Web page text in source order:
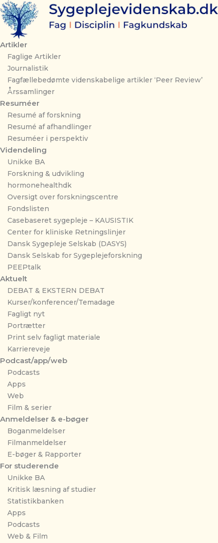
Gå
til
indholdet
Artikler
Faglige Artikler
Journalistik
Fagfællebedømte videnskabelige artikler ‘Peer Review’
Årssamlinger
Resuméer
Resumé af forskning
Resumé af afhandlinger
Resuméer i perspektiv
Videndeling
Unikke BA
Forskning & udvikling
hormonehealthdk
Oversigt over forskningscentre
Fondslisten
Casebaseret sygepleje – KAUSISTIK
Center for kliniske Retningslinjer
Dansk Sygepleje Selskab (DASYS)
Dansk Selskab for Sygeplejeforskning
PEEPtalk
Aktuelt
DEBAT & EKSTERN DEBAT
Kurser/konferencer/Temadage
Fagligt nyt
Portrætter
Print selv fagligt materiale
Karriereveje
Podcast/app/web
Podcasts
Apps
Web
Film & serier
Anmeldelser & e-bøger
Boganmeldelser
Filmanmeldelser
E-bøger & Rapporter
For studerende
Unikke BA
Kritisk læsning af studier
Statistikbanken
Apps
Podcasts
Web & Film